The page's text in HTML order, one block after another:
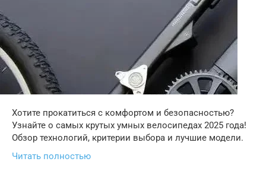
Хотите прокатиться с комфортом и безопасностью?
Узнайте о самых крутых умных велосипедах 2025 года!
Обзор технологий, критерии выбора и лучшие модели.
Читать полностью